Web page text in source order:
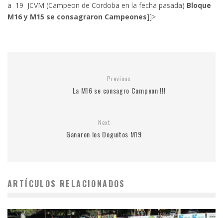
a 19 JCVM (Campeon de Cordoba en la fecha pasada) Bloque
M16 y M15 se consagraron Campeones]]>
Previous
La M16 se consagro Campeon !!!
Next
Ganaron los Doguitos M19
ARTÍCULOS RELACIONADOS